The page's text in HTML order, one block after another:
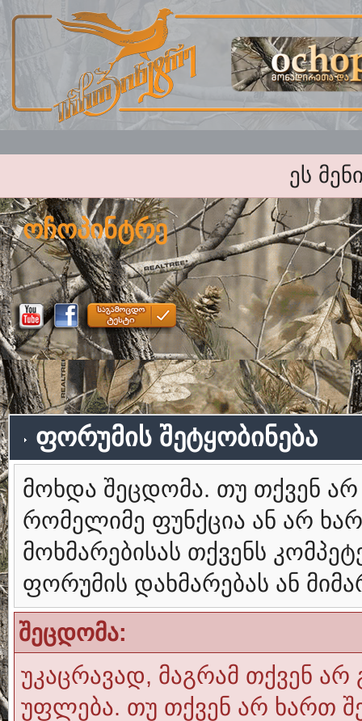
ეს
ოჩოპინტრე
ფორუმის შეტყობინება
მოხდა შეცდომა. თუ თქვენ
რომელიმე ფუნქცია ან არ
მოხმარებისას თქვენს
ფორუმის დახმარებას ან
შეცდომა:
უკაცრავად, მაგრამ თქვენ არ
უფლება. თუ თქვენ არ ხართ